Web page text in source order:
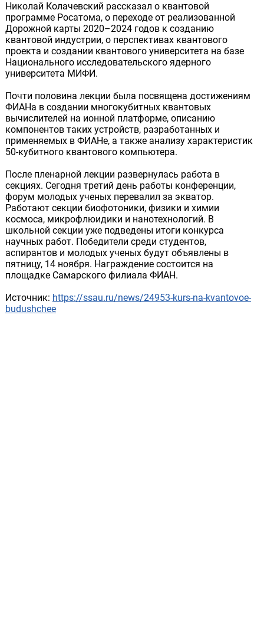
Николай Колачевский рассказал о квантовой
программе Росатома, о переходе от реализованной
Дорожной карты 2020–2024 годов к созданию
квантовой индустрии, о перспективах квантового
проекта и создании квантового университета на базе
Национального исследовательского ядерного
университета МИФИ.
Почти половина лекции была посвящена достижениям
ФИАНа в создании многокубитных квантовых
вычислителей на ионной платформе, описанию
компонентов таких устройств, разработанных и
применяемых в ФИАНе, а также анализу характеристик
50-кубитного квантового компьютера.
После пленарной лекции развернулась работа в
секциях. Сегодня третий день работы конференции,
форум молодых ученых перевалил за экватор.
Работают секции биофотоники, физики и химии
космоса, микрофлюидики и нанотехнологий. В
школьной секции уже подведены итоги конкурса
научных работ. Победители среди студентов,
аспирантов и молодых ученых будут объявлены в
пятницу, 14 ноября. Награждение состоится на
площадке Самарского филиала ФИАН.
Источник: https://ssau.ru/news/24953-kurs-na-kvantovoe-
budushchee